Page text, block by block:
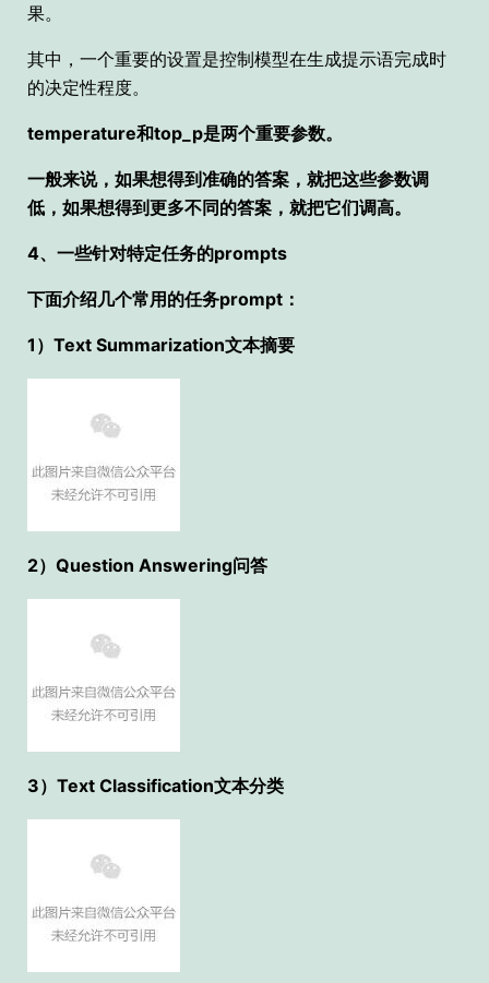
果。
其中，一个重要的设置是控制模型在生成提示语完成时
的决定性程度。
temperature和top_p是两个重要参数。
一般来说，如果想得到准确的答案，就把这些参数调
低，如果想得到更多不同的答案，就把它们调高。
4、一些针对特定任务的prompts
下面介绍几个常用的任务prompt：
1）Text Summarization文本摘要
2）Question Answering问答
3）Text Classification文本分类